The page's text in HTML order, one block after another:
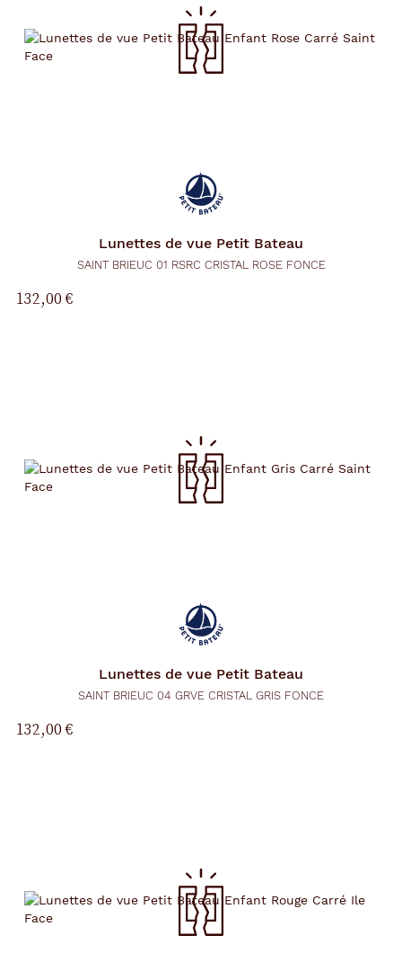
Lunettes de vue Petit Bateau
SAINT BRIEUC 01 RSRC CRISTAL ROSE FONCE
132,00 €
Lunettes de vue Petit Bateau
SAINT BRIEUC 04 GRVE CRISTAL GRIS FONCE
132,00 €